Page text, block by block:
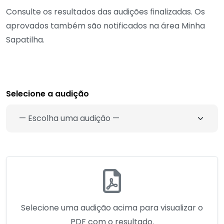
Consulte os resultados das audições finalizadas. Os
aprovados também são notificados na área Minha
Sapatilha.
Selecione a audição
Selecione uma audição acima para visualizar o